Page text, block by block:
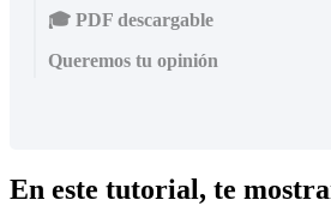
🎓 PDF descargable
Queremos tu opinión
En este tutorial, te